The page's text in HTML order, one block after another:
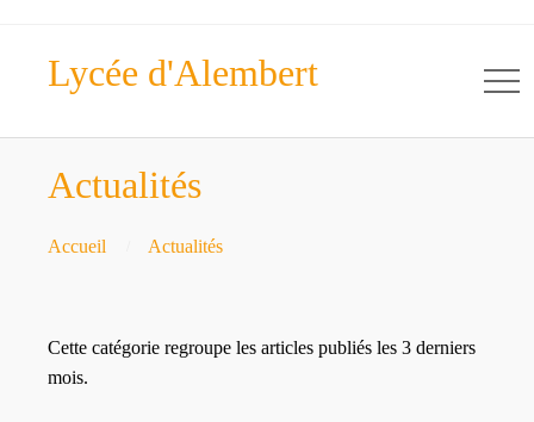
Lycée d'Alembert
Actualités
Accueil Actualités
Cette catégorie regroupe les articles publiés les 3 derniers
mois.